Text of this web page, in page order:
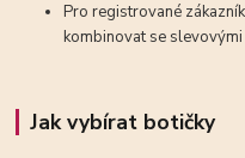
Pro registrované
kombinovat se
Jak vybírat botičky